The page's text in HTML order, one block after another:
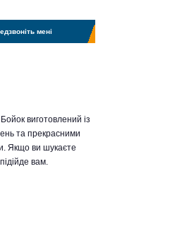
мені
виготовлений із
та прекрасними
Якщо ви шукаєте
вам.